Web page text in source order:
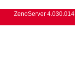
ZenoServer 4.030.014